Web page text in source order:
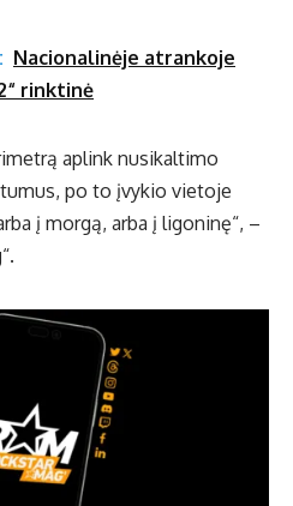
Nacionalinėje atrankoje
rinktinė
aplink nusikaltimo
po to įvykio vietoje
į morgą, arba į ligoninę“, –
“.